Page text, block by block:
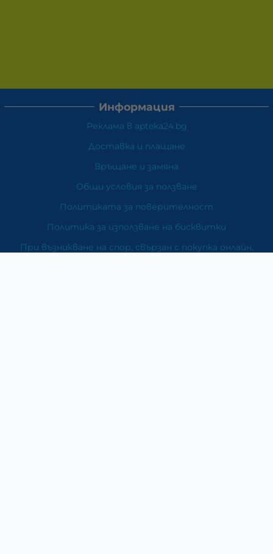
Информация
Реклама в apteka24.bg
Доставка и плащане
Връщане и замяна
Общи условия за ползване
Политиката за поверителност
Политика за използване на бисквитки
При възникване на спор, свързан с покупка онлайн,